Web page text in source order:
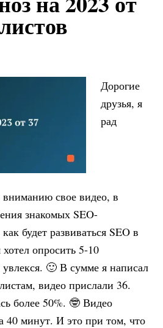
Дорогие
друзья, я
рад
свое видео, в
знакомых SEO-
будет развиваться SEO в
опросить 5-10
🙂 В сумме я написал
видео прислали 36.
более 50%. 🤓 Видео
40 минут. И это при том, что